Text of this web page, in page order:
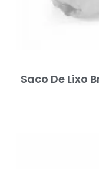
Saco De Lixo